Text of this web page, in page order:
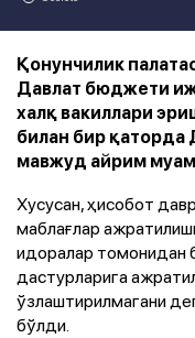
Қонунчилик
Давлат бюджети
халқ вакиллари
билан бир
мавжуд айрим
Хусусан, ҳисобот
маблағлар
идоралар
дастурларига
ўзлаштирилмагани
бўлди.